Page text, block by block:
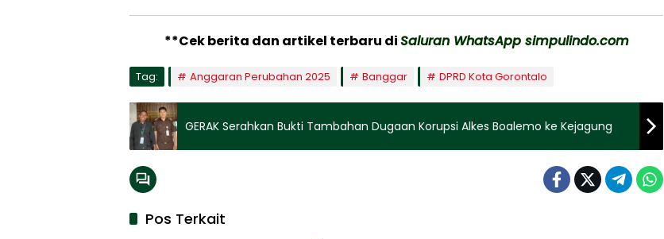
**Cek berita dan artikel terbaru diSaluran WhatsApp simpulindo.com
Tag: Anggaran Perubahan 2025 Banggar DPRD Kota Gorontalo
GERAK Serahkan Bukti Tambahan Dugaan Korupsi Alkes Boalemo ke Kejagung
Pos Terkait
Parlemen